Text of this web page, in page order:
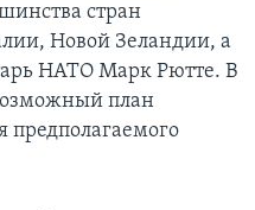
стран
Новой Зеландии, а
НАТО Марк Рютте. В
план
предполагаемого